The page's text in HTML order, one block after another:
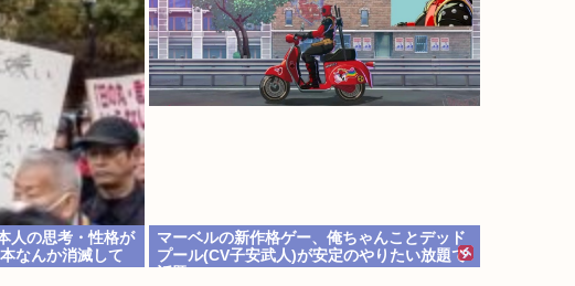
人の思考・性格が
なんか消滅して
マーベルの新作格ゲー、俺ちゃんことデッド
プール(CV子安武人)が安定のやりたい放題で